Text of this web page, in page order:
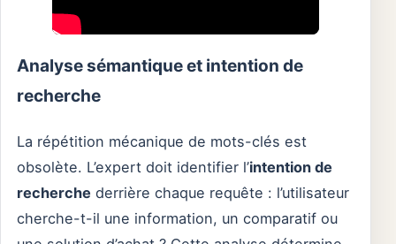
Analyse sémantique et intention de
recherche
La répétition mécanique de mots-clés est
obsolète. L’expert doit identifier l’intention de
recherche derrière chaque requête : l’utilisateur
cherche-t-il une information, un comparatif ou